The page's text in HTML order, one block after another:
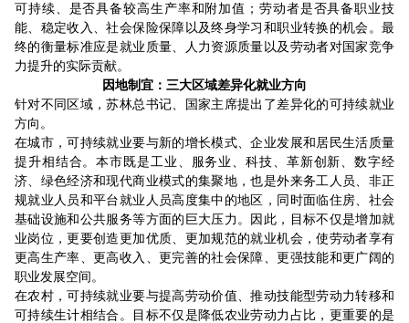
可持续、是否具备较高生产率和附加值；劳动者是否具备职业技
能、稳定收入、社会保险保障以及终身学习和职业转换的机会。最
终的衡量标准应是就业质量、人力资源质量以及劳动者对国家竞争
力提升的实际贡献。
因地制宜：三大区域差异化就业方向
针对不同区域，苏林总书记、国家主席提出了差异化的可持续就业
方向。
在城市，可持续就业要与新的增长模式、企业发展和居民生活质量
提升相结合。本市既是工业、服务业、科技、革新创新、数字经
济、绿色经济和现代商业模式的集聚地，也是外来务工人员、非正
规就业人员和平台就业人员高度集中的地区，同时面临住房、社会
基础设施和公共服务等方面的巨大压力。因此，目标不仅是增加就
业岗位，更要创造更加优质、更加规范的就业机会，使劳动者享有
更高生产率、更高收入、更完善的社会保障、更强技能和更广阔的
职业发展空间。
在农村，可持续就业要与提高劳动价值、推动技能型劳动力转移和
可持续生计相结合。目标不仅是降低农业劳动力占比，更重要的是